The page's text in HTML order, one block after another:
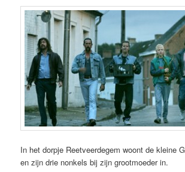
In het dorpje Reetveerdegem woont de kleine
en zijn drie nonkels bij zijn grootmoeder in.